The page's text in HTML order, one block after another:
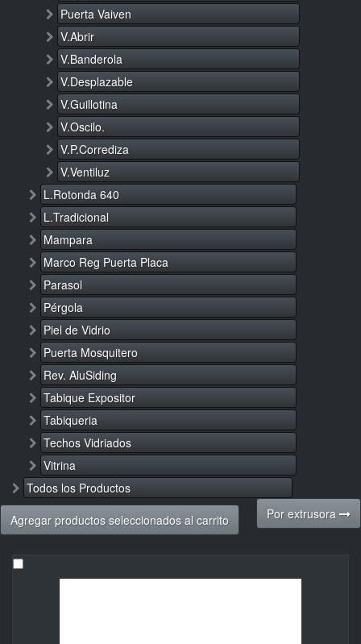
Puerta Vaiven
V.Abrir
V.Banderola
V.Desplazable
V.Guillotina
V.Oscilo.
V.P.Corrediza
V.Ventiluz
L.Rotonda 640
L.Tradicional
Mampara
Marco Reg Puerta Placa
Parasol
Pérgola
Piel de Vidrio
Puerta Mosquitero
Rev. AluSiding
Tabique Expositor
Tabiqueria
Techos Vidriados
Vitrina
Todos los Productos
Agregar productos seleccionados al carrito
Por extrusora